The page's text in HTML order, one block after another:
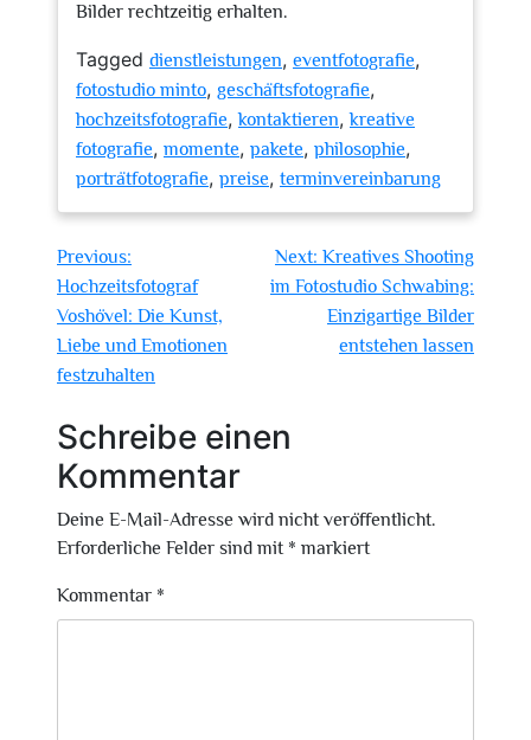
Bilder rechtzeitig erhalten.
Tagged dienstleistungen, eventfotografie,
fotostudio minto, geschäftsfotografie,
hochzeitsfotografie,kontaktieren,kreative
fotografie, momente, pakete, philosophie,
porträtfotografie, preise, terminvereinbarung
Beitragsnavigation
Previous:
Hochzeitsfotograf
Voshövel: Die Kunst,
Liebe und Emotionen
festzuhalten
Next: Kreatives Shooting
im Fotostudio Schwabing:
Einzigartige Bilder
entstehen lassen
Schreibe einen
Kommentar
Deine E-Mail-Adresse wird nicht veröffentlicht.
Erforderliche Felder sind mit * markiert
Kommentar *